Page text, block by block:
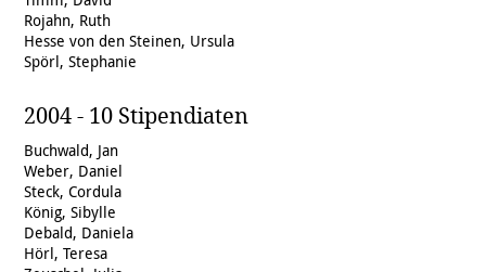
Rojahn, Ruth
Hesse von den Steinen, Ursula
Spörl, Stephanie
2004 - 10 Stipendiaten
Buchwald, Jan
Weber, Daniel
Steck, Cordula
König, Sibylle
Debald, Daniela
Hörl, Teresa